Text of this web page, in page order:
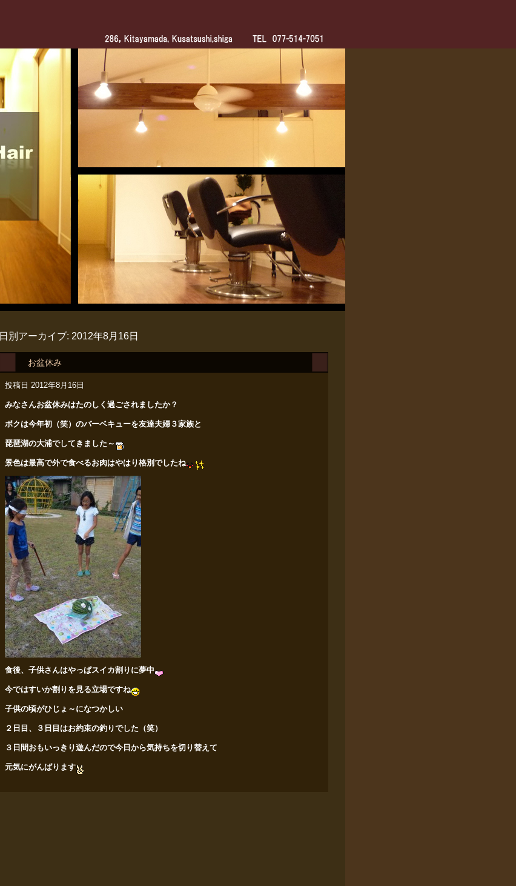
日別アーカイブ: 2012年8月16日
お盆休み
投稿日 2012年8月16日
みなさんお盆休みはたのしく過ごされましたか？
ボクは今年初（笑）のバーベキューを友達夫婦３家族と
琵琶湖の大浦でしてきました～
景色は最高で外で食べるお肉はやはり格別でしたね
食後、子供さんはやっぱスイカ割りに夢中
今ではすいか割りを見る立場ですね
子供の頃がひじょ～になつかしい
２日目、３日目はお約束の釣りでした（笑）
３日間おもいっきり遊んだので今日から気持ちを切り替えて
元気にがんばります